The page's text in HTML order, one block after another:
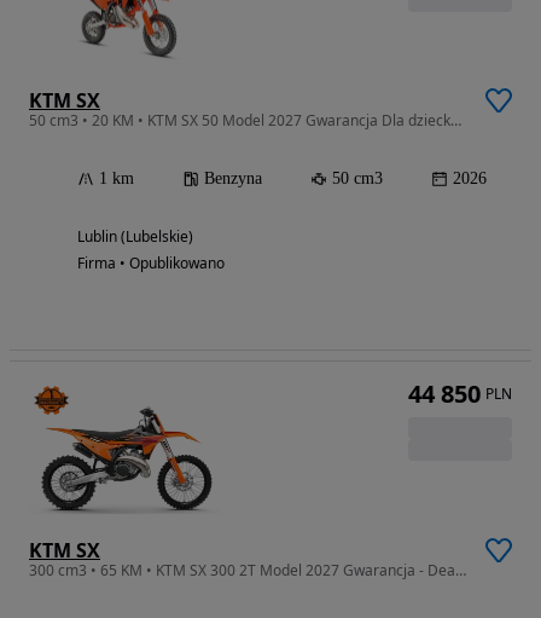
KTM SX
50 cm3 • 20 KM • KTM SX 50 Model 2027 Gwarancja Dla dziecka Automat Dealer KTM
1 km Benzyna 50 cm3 2026
Lublin (Lubelskie)
Firma • Opublikowano
KTM SX
300 cm3 • 65 KM • KTM SX 300 2T Model 2027 Gwarancja - Dealer KTM MotocykleLublin
44 850 PLN